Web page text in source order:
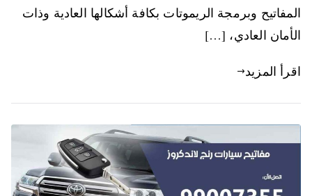
المفاتيح وبرمجة الريموتات بكافة أشكالها العادية وذات
الأمان العادي، […]
اقرأ المزيد